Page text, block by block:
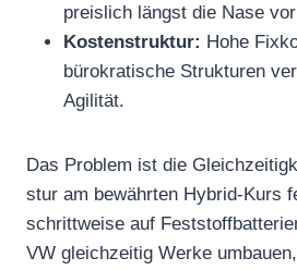
preislich längst die Nase
Kostenstruktur: Hohe
bürokratische Strukturen
Agilität.
Das Problem ist die
stur am bewährten Hybrid-Kurs
schrittweise auf
VW gleichzeitig Werke